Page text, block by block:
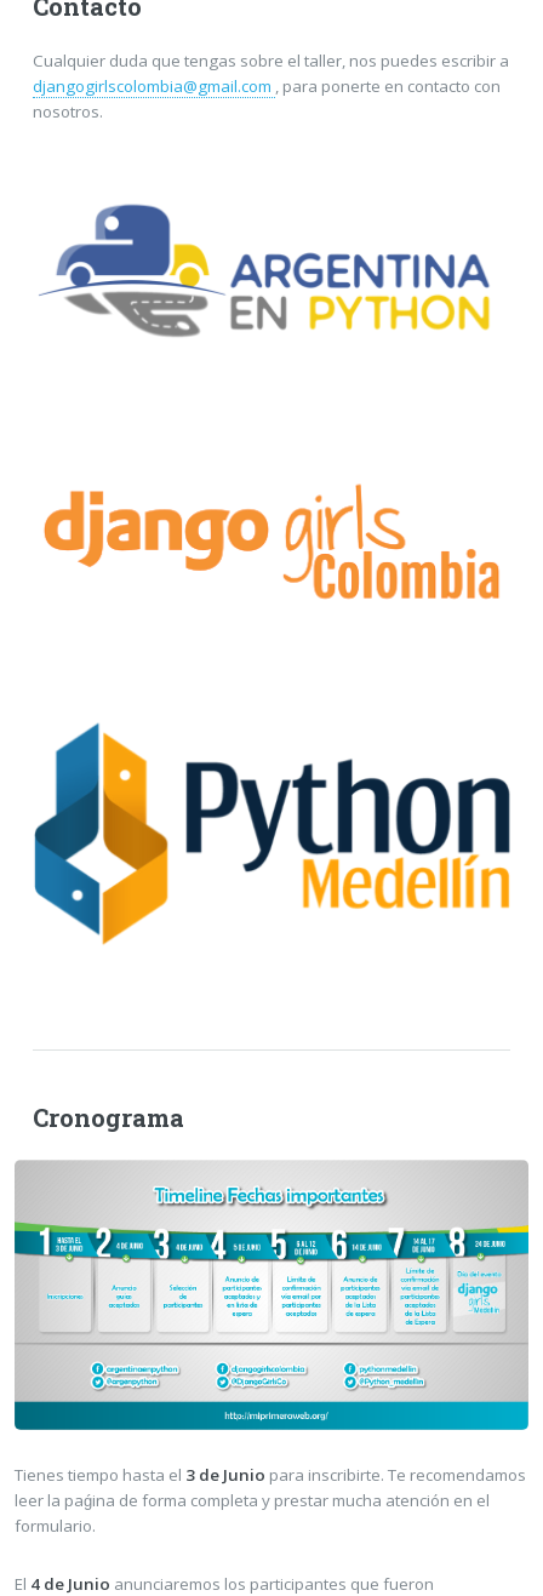
Cualquier duda que tengas sobre el taller, nos puedes escribir a
djangogirlscolombia@gmail.com , para ponerte en contacto con
nosotros.
Cronograma
Tienes tiempo hasta el 3 de Junio para inscribirte. Te recomendamos
leer la paǵina de forma completa y prestar mucha atención en el
formulario.
El 4 de Junio anunciaremos los participantes que fueron